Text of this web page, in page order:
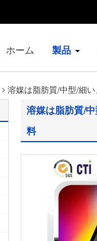
ホーム 製品
溶媒は脂肪質/中型/細
溶媒は脂肪質/
料